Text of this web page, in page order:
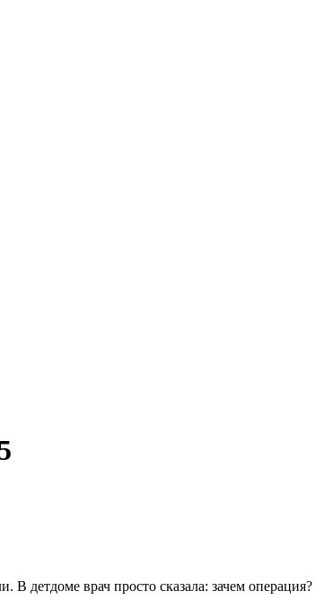
детдоме врач просто сказала: зачем операция?